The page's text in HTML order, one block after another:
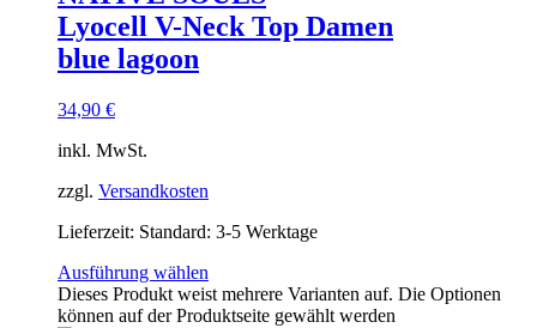
Lyocell V-Neck Top Damen
blue lagoon
34,90 €
inkl. MwSt.
zzgl. Versandkosten
Lieferzeit: Standard: 3-5 Werktage
Ausführung wählen
Dieses Produkt weist mehrere Varianten auf. Die Optionen
können auf der Produktseite gewählt werden